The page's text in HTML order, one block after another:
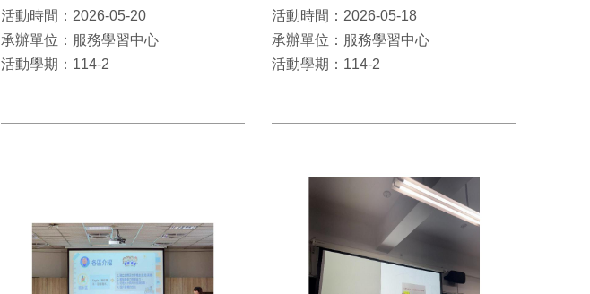
活動時間：2026-05-20
承辦單位：服務學習中心
活動學期：114-2
活動時間：2026-05-18
承辦單位：服務學習中心
活動學期：114-2